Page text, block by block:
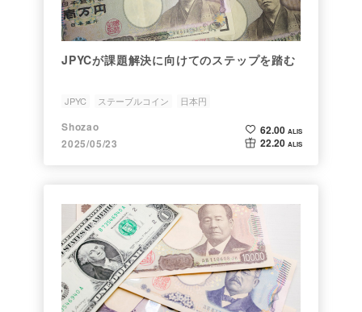
JPYCが課題解決に向けてのステップを踏む
JPYC ステーブルコイン
日本円
日本円ステーブルトークン
Shozao
2025/05/23
62.00 ALIS
22.20 ALIS